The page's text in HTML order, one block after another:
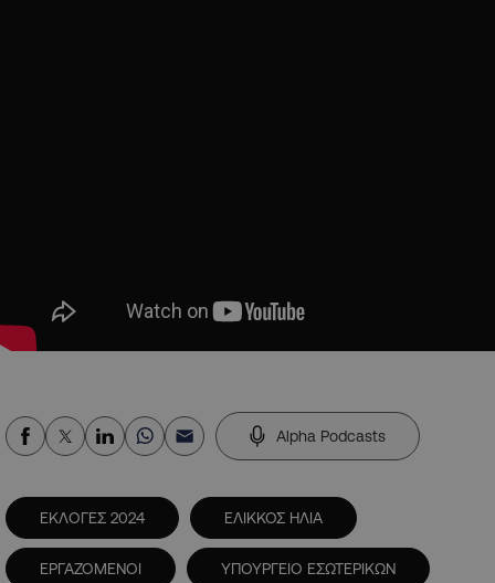
Alpha Podcasts
ΕΚΛΟΓΕΣ 2024 ΕΛΙΚΚΟΣ ΗΛΙΑ
ΕΡΓΑΖΟΜΕΝΟΙ ΥΠΟΥΡΓΕΙΟ ΕΣΩΤΕΡΙΚΩΝ